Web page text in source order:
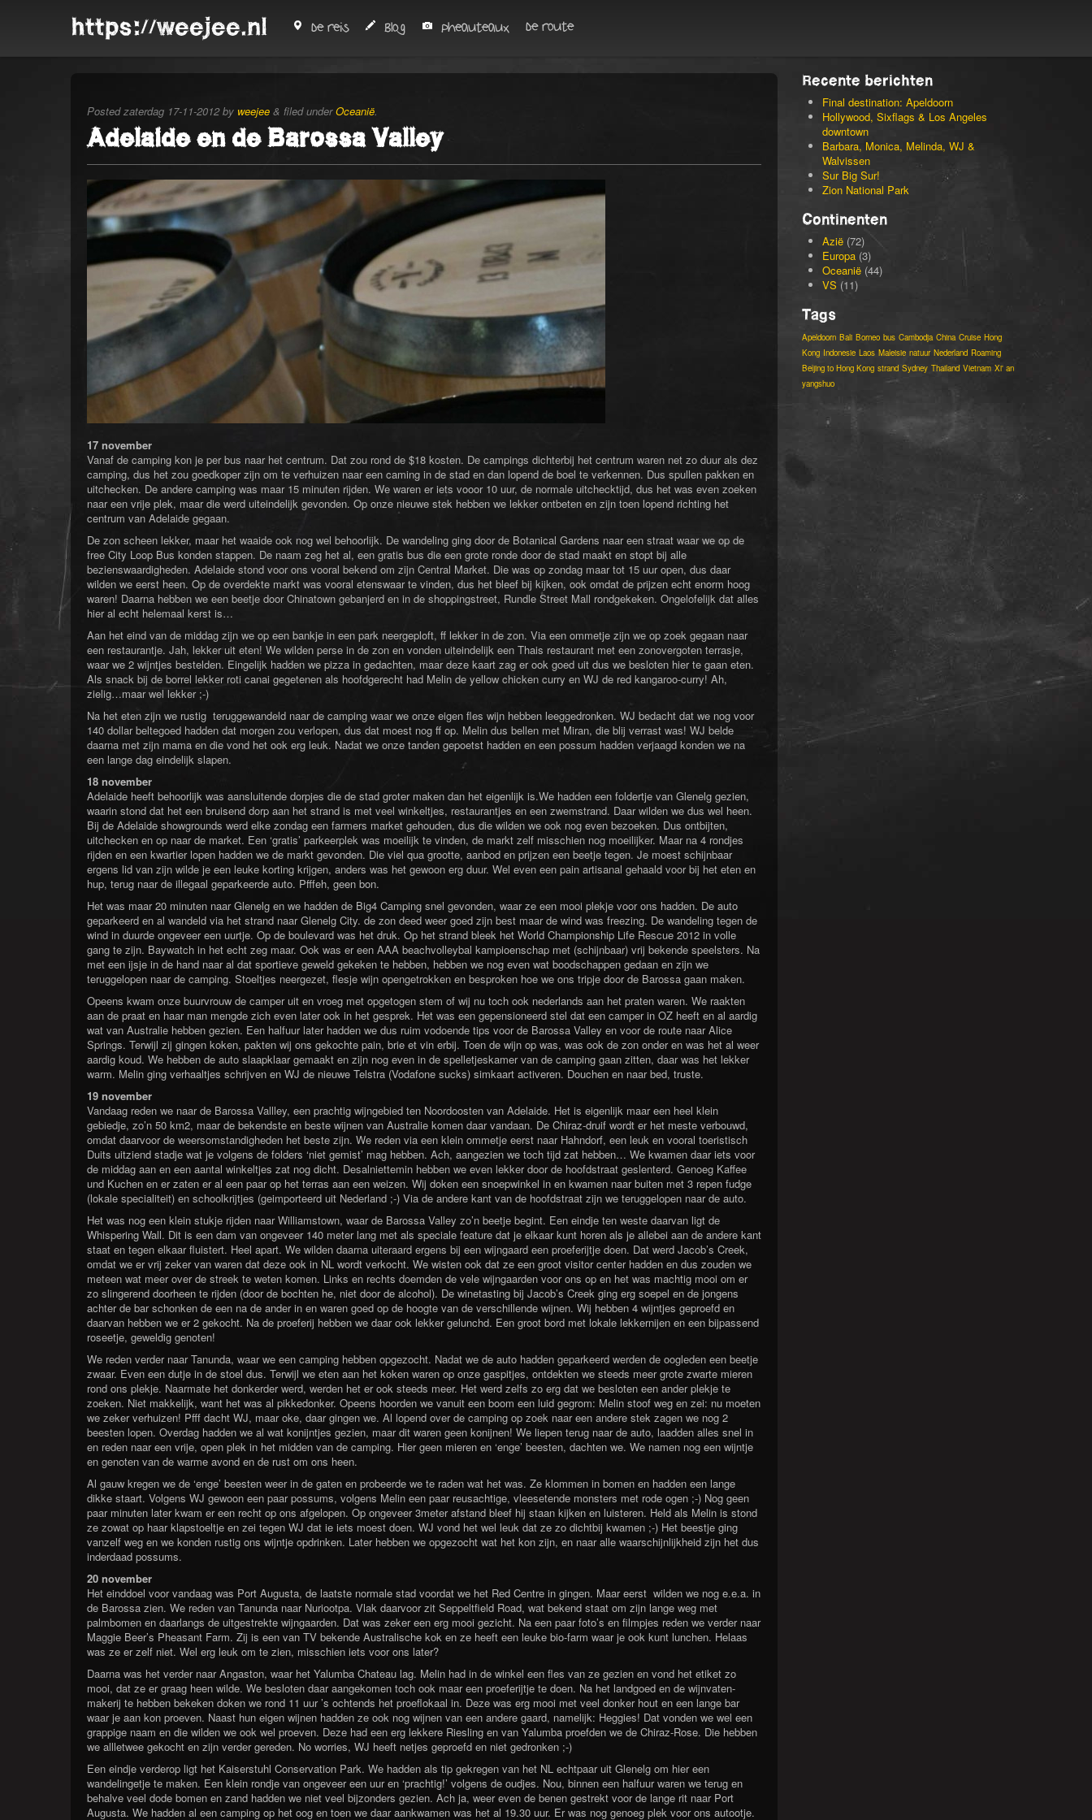
https://weejee.nl De reis Blog Pheauteaux De route
Postedzaterdag 17-11-2012by weejee & filed underOceanië.
Adelaide en de Barossa Valley
17 november
Vanaf de camping kon je per bus naar het centrum. Dat zou rond de $18 kosten. De campings dichterbij het centrum waren net zo duur als dez
camping, dus het zou goedkoper zijn om te verhuizen naar een caming in de stad en dan lopend de boel te verkennen. Dus spullen pakken en
uitchecken. De andere camping was maar 15 minuten rijden. We waren er iets vooor 10 uur, de normale uitchecktijd, dus het was even zoeken
naar een vrije plek, maar die werd uiteindelijk gevonden. Op onze nieuwe stek hebben we lekker ontbeten en zijn toen lopend richting het
centrum van Adelaide gegaan.
De zon scheen lekker, maar het waaide ook nog wel behoorlijk. De wandeling ging door de Botanical Gardens naar een straat waar we op de
free City Loop Bus konden stappen. De naam zeg het al, een gratis bus die een grote ronde door de stad maakt en stopt bij alle
bezienswaardigheden. Adelaide stond voor ons vooral bekend om zijn Central Market. Die was op zondag maar tot 15 uur open, dus daar
wilden we eerst heen. Op de overdekte markt was vooral etenswaar te vinden, dus het bleef bij kijken, ook omdat de prijzen echt enorm hoog
waren! Daarna hebben we een beetje door Chinatown gebanjerd en in de shoppingstreet, Rundle Street Mall rondgekeken. Ongelofelijk dat alles
hier al echt helemaal kerst is…
Aan het eind van de middag zijn we op een bankje in een park neergeploft, ff lekker in de zon. Via een ommetje zijn we op zoek gegaan naar
een restaurantje. Jah, lekker uit eten! We wilden perse in de zon en vonden uiteindelijk een Thais restaurant met een zonovergoten terrasje,
waar we 2 wijntjes bestelden. Eingelijk hadden we pizza in gedachten, maar deze kaart zag er ook goed uit dus we besloten hier te gaan eten.
Als snack bij de borrel lekker roti canai gegetenen als hoofdgerecht had Melin de yellow chicken curry en WJ de red kangaroo-curry! Ah,
zielig…maar wel lekker ;-)
Na het eten zijn we rustig teruggewandeld naar de camping waar we onze eigen fles wijn hebben leeggedronken. WJ bedacht dat we nog voor
140 dollar beltegoed hadden dat morgen zou verlopen, dus dat moest nog ff op. Melin dus bellen met Miran, die blij verrast was! WJ belde
daarna met zijn mama en die vond het ook erg leuk. Nadat we onze tanden gepoetst hadden en een possum hadden verjaagd konden we na
een lange dag eindelijk slapen.
18 november
Adelaide heeft behoorlijk was aansluitende dorpjes die de stad groter maken dan het eigenlijk is.We hadden een foldertje van Glenelg gezien,
waarin stond dat het een bruisend dorp aan het strand is met veel winkeltjes, restaurantjes en een zwemstrand. Daar wilden we dus wel heen.
Bij de Adelaide showgrounds werd elke zondag een farmers market gehouden, dus die wilden we ook nog even bezoeken. Dus ontbijten,
uitchecken en op naar de market. Een ‘gratis’ parkeerplek was moeilijk te vinden, de markt zelf misschien nog moeilijker. Maar na 4 rondjes
rijden en een kwartier lopen hadden we de markt gevonden. Die viel qua grootte, aanbod en prijzen een beetje tegen. Je moest schijnbaar
ergens lid van zijn wilde je een leuke korting krijgen, anders was het gewoon erg duur. Wel even een pain artisanal gehaald voor bij het eten en
hup, terug naar de illegaal geparkeerde auto. Pfffeh, geen bon.
Het was maar 20 minuten naar Glenelg en we hadden de Big4 Camping snel gevonden, waar ze een mooi plekje voor ons hadden. De auto
geparkeerd en al wandeld via het strand naar Glenelg City. de zon deed weer goed zijn best maar de wind was freezing. De wandeling tegen de
wind in duurde ongeveer een uurtje. Op de boulevard was het druk. Op het strand bleek het World Championship Life Rescue 2012 in volle
gang te zijn. Baywatch in het echt zeg maar. Ook was er een AAA beachvolleybal kampioenschap met (schijnbaar) vrij bekende speelsters. Na
met een ijsje in de hand naar al dat sportieve geweld gekeken te hebben, hebben we nog even wat boodschappen gedaan en zijn we
teruggelopen naar de camping. Stoeltjes neergezet, flesje wijn opengetrokken en besproken hoe we ons tripje door de Barossa gaan maken.
Opeens kwam onze buurvrouw de camper uit en vroeg met opgetogen stem of wij nu toch ook nederlands aan het praten waren. We raakten
aan de praat en haar man mengde zich even later ook in het gesprek. Het was een gepensioneerd stel dat een camper in OZ heeft en al aardig
wat van Australie hebben gezien. Een halfuur later hadden we dus ruim vodoende tips voor de Barossa Valley en voor de route naar Alice
Springs. Terwijl zij gingen koken, pakten wij ons gekochte pain, brie et vin erbij. Toen de wijn op was, was ook de zon onder en was het al weer
aardig koud. We hebben de auto slaapklaar gemaakt en zijn nog even in de spelletjeskamer van de camping gaan zitten, daar was het lekker
warm. Melin ging verhaaltjes schrijven en WJ de nieuwe Telstra (Vodafone sucks) simkaart activeren. Douchen en naar bed, truste.
19 november
Vandaag reden we naar de Barossa Vallley, een prachtig wijngebied ten Noordoosten van Adelaide. Het is eigenlijk maar een heel klein
gebiedje, zo’n 50 km2, maar de bekendste en beste wijnen van Australie komen daar vandaan. De Chiraz-druif wordt er het meste verbouwd,
omdat daarvoor de weersomstandigheden het beste zijn. We reden via een klein ommetje eerst naar Hahndorf, een leuk en vooral toeristisch
Duits uitziend stadje wat je volgens de folders ‘niet gemist’ mag hebben. Ach, aangezien we toch tijd zat hebben… We kwamen daar iets voor
de middag aan en een aantal winkeltjes zat nog dicht. Desalniettemin hebben we even lekker door de hoofdstraat geslenterd. Genoeg Kaffee
und Kuchen en er zaten er al een paar op het terras aan een weizen. Wij doken een snoepwinkel in en kwamen naar buiten met 3 repen fudge
(lokale specialiteit) en schoolkrijtjes (geimporteerd uit Nederland ;-) Via de andere kant van de hoofdstraat zijn we teruggelopen naar de auto.
Het was nog een klein stukje rijden naar Williamstown, waar de Barossa Valley zo’n beetje begint. Een eindje ten weste daarvan ligt de
Whispering Wall. Dit is een dam van ongeveer 140 meter lang met als speciale feature dat je elkaar kunt horen als je allebei aan de andere kant
staat en tegen elkaar fluistert. Heel apart. We wilden daarna uiteraard ergens bij een wijngaard een proeferijtje doen. Dat werd Jacob’s Creek,
omdat we er vrij zeker van waren dat deze ook in NL wordt verkocht. We wisten ook dat ze een groot visitor center hadden en dus zouden we
meteen wat meer over de streek te weten komen. Links en rechts doemden de vele wijngaarden voor ons op en het was machtig mooi om er
zo slingerend doorheen te rijden (door de bochten he, niet door de alcohol). De winetasting bij Jacob’s Creek ging erg soepel en de jongens
achter de bar schonken de een na de ander in en waren goed op de hoogte van de verschillende wijnen. Wij hebben 4 wijntjes geproefd en
daarvan hebben we er 2 gekocht. Na de proeferij hebben we daar ook lekker gelunchd. Een groot bord met lokale lekkernijen en een bijpassend
roseetje, geweldig genoten!
We reden verder naar Tanunda, waar we een camping hebben opgezocht. Nadat we de auto hadden geparkeerd werden de oogleden een beetje
zwaar. Even een dutje in de stoel dus. Terwijl we eten aan het koken waren op onze gaspitjes, ontdekten we steeds meer grote zwarte mieren
rond ons plekje. Naarmate het donkerder werd, werden het er ook steeds meer. Het werd zelfs zo erg dat we besloten een ander plekje te
zoeken. Niet makkelijk, want het was al pikkedonker. Opeens hoorden we vanuit een boom een luid gegrom: Melin stoof weg en zei: nu moeten
we zeker verhuizen! Pfff dacht WJ, maar oke, daar gingen we. Al lopend over de camping op zoek naar een andere stek zagen we nog 2
beesten lopen. Overdag hadden we al wat konijntjes gezien, maar dit waren geen konijnen! We liepen terug naar de auto, laadden alles snel in
en reden naar een vrije, open plek in het midden van de camping. Hier geen mieren en ‘enge’ beesten, dachten we. We namen nog een wijntje
en genoten van de warme avond en de rust om ons heen.
Al gauw kregen we de ‘enge’ beesten weer in de gaten en probeerde we te raden wat het was. Ze klommen in bomen en hadden een lange
dikke staart. Volgens WJ gewoon een paar possums, volgens Melin een paar reusachtige, vleesetende monsters met rode ogen ;-) Nog geen
paar minuten later kwam er een recht op ons afgelopen. Op ongeveer 3meter afstand bleef hij staan kijken en luisteren. Held als Melin is stond
ze zowat op haar klapstoeltje en zei tegen WJ dat ie iets moest doen. WJ vond het wel leuk dat ze zo dichtbij kwamen ;-) Het beestje ging
vanzelf weg en we konden rustig ons wijntje opdrinken. Later hebben we opgezocht wat het kon zijn, en naar alle waarschijnlijkheid zijn het dus
inderdaad possums.
20 november
Het einddoel voor vandaag was Port Augusta, de laatste normale stad voordat we het Red Centre in gingen. Maar eerst wilden we nog e.e.a. in
de Barossa zien. We reden van Tanunda naar Nuriootpa. Vlak daarvoor zit Seppeltfield Road, wat bekend staat om zijn lange weg met
palmbomen en daarlangs de uitgestrekte wijngaarden. Dat was zeker een erg mooi gezicht. Na een paar foto’s en filmpjes reden we verder naar
Maggie Beer’s Pheasant Farm. Zij is een van TV bekende Australische kok en ze heeft een leuke bio-farm waar je ook kunt lunchen. Helaas
was ze er zelf niet. Wel erg leuk om te zien, misschien iets voor ons later?
Daarna was het verder naar Angaston, waar het Yalumba Chateau lag. Melin had in de winkel een fles van ze gezien en vond het etiket zo
mooi, dat ze er graag heen wilde. We besloten daar aangekomen toch ook maar een proeferijtje te doen. Na het landgoed en de wijnvaten-
makerij te hebben bekeken doken we rond 11 uur ’s ochtends het proeflokaal in. Deze was erg mooi met veel donker hout en een lange bar
waar je aan kon proeven. Naast hun eigen wijnen hadden ze ook nog wijnen van een andere gaard, namelijk: Heggies! Dat vonden we wel een
grappige naam en die wilden we ook wel proeven. Deze had een erg lekkere Riesling en van Yalumba proefden we de Chiraz-Rose. Die hebben
we allletwee gekocht en zijn verder gereden. No worries, WJ heeft netjes geproefd en niet gedronken ;-)
Een eindje verderop ligt het Kaiserstuhl Conservation Park. We hadden als tip gekregen van het NL echtpaar uit Glenelg om hier een
wandelingetje te maken. Een klein rondje van ongeveer een uur en ‘prachtig!’ volgens de oudjes. Nou, binnen een halfuur waren we terug en
behalve veel dode bomen en zand hadden we niet veel bijzonders gezien. Ach ja, weer even de benen gestrekt voor de lange rit naar Port
Augusta. We hadden al een camping op het oog en toen we daar aankwamen was het al 19.30 uur. Er was nog genoeg plek voor ons autootje.
Recente berichten
Final destination: Apeldoorn
Hollywood, Sixflags & Los Angeles
downtown
Barbara, Monica, Melinda, WJ &
Walvissen
Sur Big Sur!
Zion National Park
Continenten
Azië(72)
Europa(3)
Oceanië(44)
VS (11)
Tags
Apeldoorn Bali Borneo bus Cambodja China Cruise Hong
Kong Indonesie Laos Maleisie natuur Nederland Roaming
Beijing to Hong Kong strand Sydney Thailand Vietnam Xi' an
yangshuo